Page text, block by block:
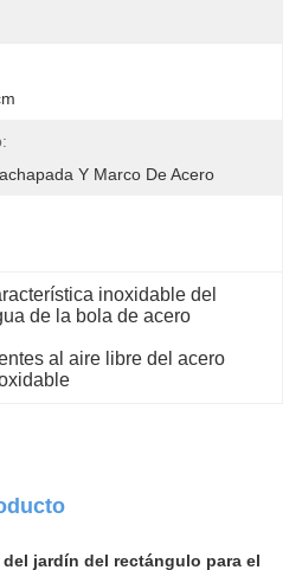
Y Marco De Acero
inoxidable del
de la bola de acero
al aire libre del acero
jardín del rectángulo para el